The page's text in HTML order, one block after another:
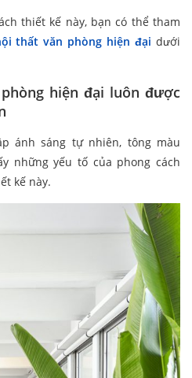
thiết kế này, bạn có thể tham
thất văn phòng hiện đại dưới
hiện đại luôn được
ánh sáng tự nhiên, tông màu
những yếu tố của phong cách
kế này.